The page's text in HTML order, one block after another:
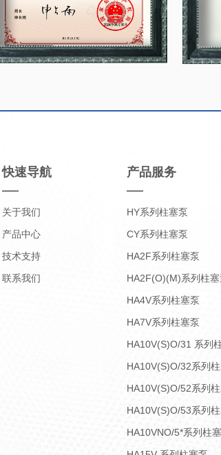
快速导航
关于我们
产品中心
技术支持
联系我们
产品服务
HY系列柱塞泵
CY系列柱塞泵
HA2F系列柱塞泵
HA2F(O)(M)系列柱塞
HA4V系列柱塞泵
HA7V系列柱塞泵
HA10V(S)O/31 系列
HA10V(S)O/32系列
HA10V(S)O/52系列
HA10V(S)O/53系列
HA10VNO/5*系列柱